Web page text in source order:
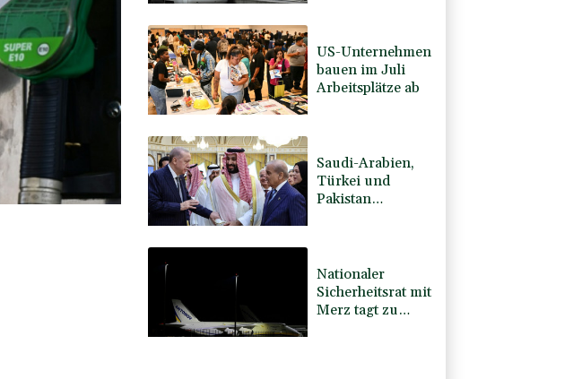
US-Unternehmen
bauen im Juli
Arbeitsplätze ab
Saudi-Arabien,
Türkei und
Pakistan
Verteidigungsabkommen
Nationaler
Sicherheitsrat mit
Merz tagt zu